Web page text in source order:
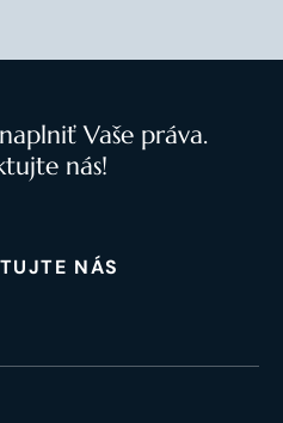
Vaše práva.
nás!
NÁS